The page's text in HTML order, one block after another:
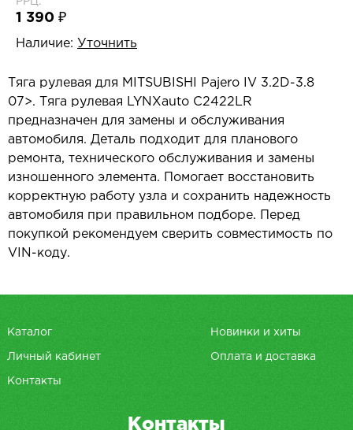
1 390 ₽
Наличие: Уточнить
Тяга рулевая для MITSUBISHI Pajero IV 3.2D-3.8
07>. Тяга рулевая LYNXauto C2422LR
предназначен для замены и обслуживания
автомобиля. Деталь подходит для планового
ремонта, технического обслуживания и замены
изношенного элемента. Помогает восстановить
корректную работу узла и сохранить надежность
автомобиля при правильном подборе. Перед
покупкой рекомендуем сверить совместимость по
VIN-коду.
Каталог Новинки и хиты
Личный кабинет Оплата и доставка
Контакты
Контакты